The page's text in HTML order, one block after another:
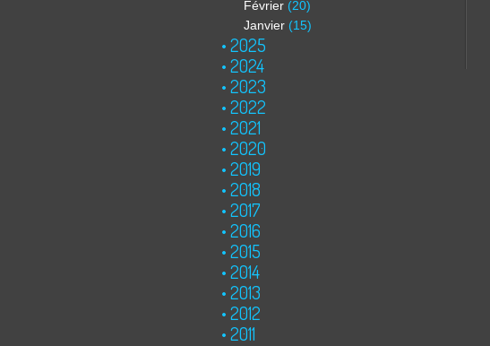
Février (20)
Janvier (15)
2025
2024
2023
2022
2021
2020
2019
2018
2017
2016
2015
2014
2013
2012
2011